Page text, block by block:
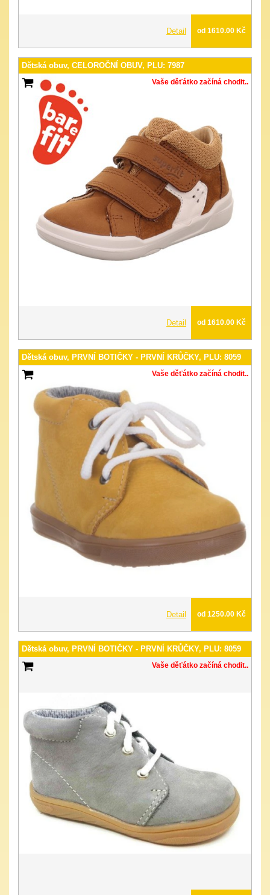
Detail od 1610.00 Kč
Dětská obuv, CELOROČNÍ OBUV, PLU: 7987
Vaše děťátko začíná chodit..
Detail od 1610.00 Kč
Dětská obuv, PRVNÍ BOTIČKY - PRVNÍ KRŮČKY, PLU: 8059
Vaše děťátko začíná chodit..
Detail od 1250.00 Kč
Dětská obuv, PRVNÍ BOTIČKY - PRVNÍ KRŮČKY, PLU: 8059
Vaše děťátko začíná chodit..